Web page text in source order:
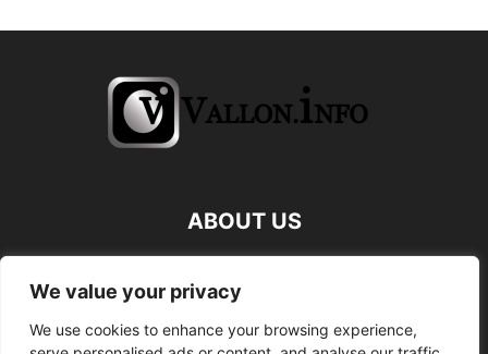
We value your privacy
We use cookies to enhance your browsing experience,
ABOUT US
FOLLOW US